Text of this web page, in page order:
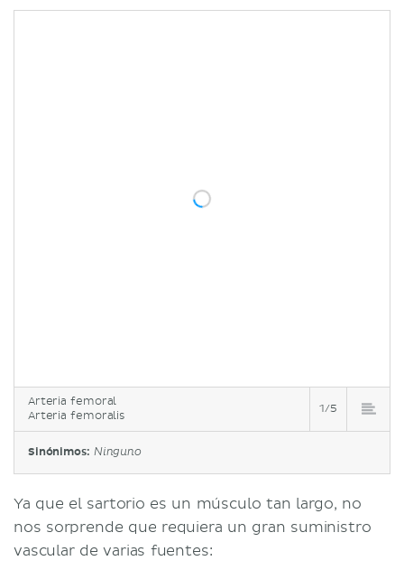
Arteria femoral
Arteria femoralis
1/5
Sinónimos: Ninguno
Ya que el sartorio es un músculo tan largo, no
nos sorprende que requiera un gran suministro
vascular de varias fuentes: